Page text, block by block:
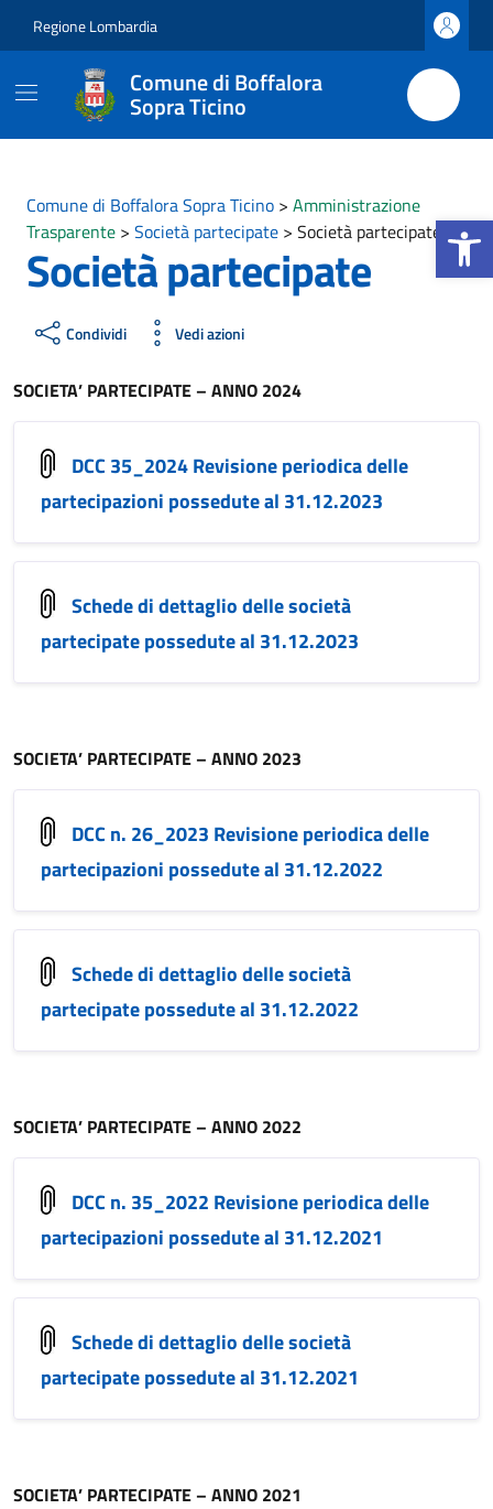
Apri la
Regione Lombardia
Comune di Boffalora
Sopra Ticino
Comune di Boffalora Sopra Ticino > Amministrazione
Trasparente > Società partecipate > Società partecipate
Società partecipate
Condividi Vedi azioni
SOCIETA’ PARTECIPATE – ANNO 2024
DCC 35_2024 Revisione periodica delle
partecipazioni possedute al 31.12.2023
Schede di dettaglio delle società
partecipate possedute al 31.12.2023
SOCIETA’ PARTECIPATE – ANNO 2023
DCC n. 26_2023 Revisione periodica delle
partecipazioni possedute al 31.12.2022
Schede di dettaglio delle società
partecipate possedute al 31.12.2022
SOCIETA’ PARTECIPATE – ANNO 2022
DCC n. 35_2022 Revisione periodica delle
partecipazioni possedute al 31.12.2021
Schede di dettaglio delle società
partecipate possedute al 31.12.2021
SOCIETA’ PARTECIPATE – ANNO 2021